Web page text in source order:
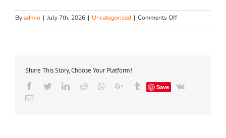
Byadmin | July 7th, 2026 | Uncategorized | Comments Offon
Jak
Share This Story, Choose Your Platform!
Facebook
TwitterLinkedIn
Reddit WhatsappGoogle+Tumblr
Save
Vk
Email